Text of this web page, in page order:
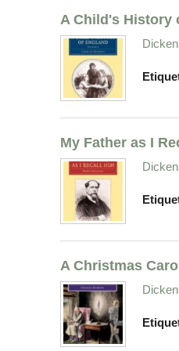
A Child's History
My Father as I
A Christmas